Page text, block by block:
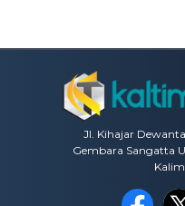
Jl. Kihajar
Gembara Sangatta